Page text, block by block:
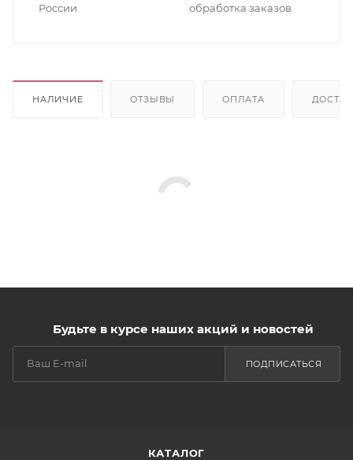
России
обработка заказов
НАЛИЧИЕ ОТЗЫВЫ ОПЛАТА
Будьте в курсе наших акций и новостей
ПОДПИСАТЬСЯ
КАТАЛОГ